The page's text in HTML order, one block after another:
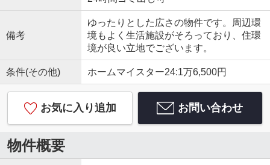
備考
ゆったりとした広さの物件です。周辺環
境もよく生活施設がそろっており、住環
境が良い立地でございます。
条件(その他) ホームマイスター24:1万6,500円
お気に入り追加 お問い合わせ
物件概要